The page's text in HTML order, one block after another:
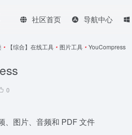
社区首页 导航中心
• 【综合】在线工具 • 图片工具 • YouCompress
0
、图片、音频和 PDF 文件